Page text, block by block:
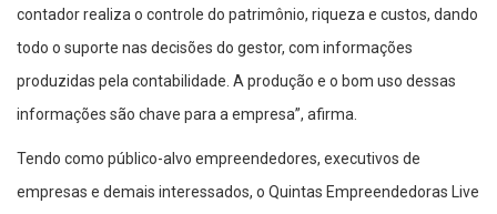
contador realiza o controle do patrimônio, riqueza e custos, dando
todo o suporte nas decisões do gestor, com informações
produzidas pela contabilidade. A produção e o bom uso dessas
informações são chave para a empresa”, afirma.
Tendo como público-alvo empreendedores, executivos de
empresas e demais interessados, o Quintas Empreendedoras Live